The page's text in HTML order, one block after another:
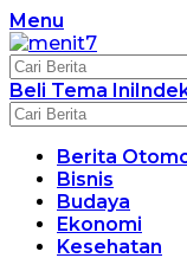
Langsung
ke
konten
Menu
Beli Tema Ini
Berita
Bisnis
Budaya
Ekonomi
Kesehatan